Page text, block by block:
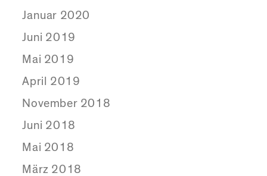
Januar 2020
Juni 2019
Mai 2019
April 2019
November 2018
Juni 2018
Mai 2018
März 2018